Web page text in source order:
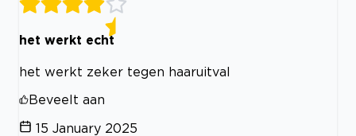
het werkt echt
het werkt zeker tegen haaruitval
Beveelt aan
15 January 2025